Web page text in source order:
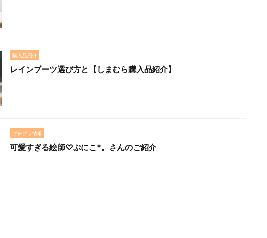
購入品紹介
レインブーツ選び方と【しまむら購入品紹介】
プチプラ情報
可愛すぎる絵師♡ぷにこ*。さんのご紹介